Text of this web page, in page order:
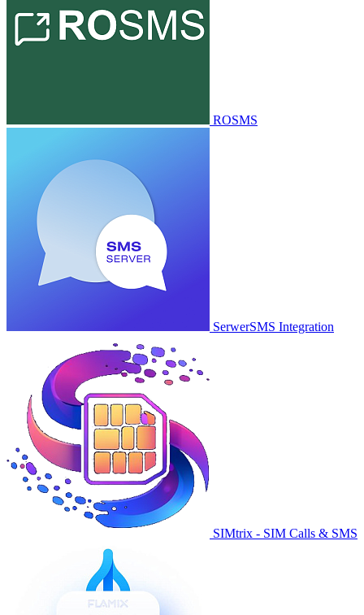
ROSMS
SerwerSMS Integration
SIMtrix - SIM Calls & SMS